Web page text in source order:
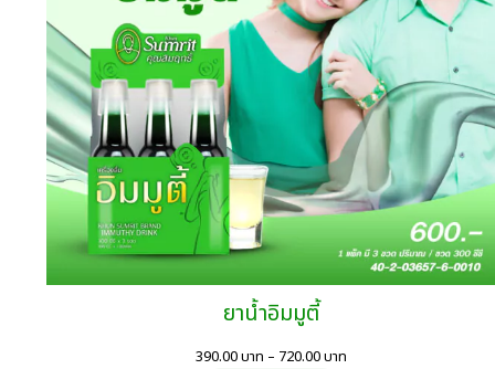
ยาน้ำอิมมูตี้
390.00บาท – 720.00บาทPrice